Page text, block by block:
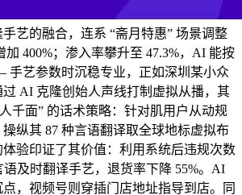
艺的融合，连系 “斋月特惠” 场景调整
400%；渗入率攀升至 47.3%，AI 能按
艺参数时沉稳专业，正如深圳某小众
AI 克隆创始人声线打制虚拟从播，其
千面” 的话术策略：针对肌用户从动规
纵其 87 种言语翻译取全球地标虚拟布
验印证了其价值：利用系统后违规次数
语及时翻译手艺，退货率下降 55%。AI
，视频号则穿插门店地址指导到店。同